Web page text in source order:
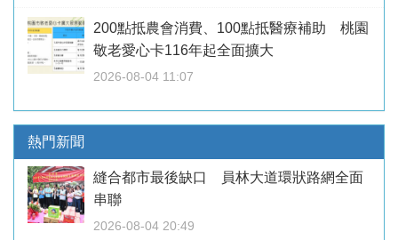
200點抵農會消費、100點抵醫療補助 桃園
敬老愛心卡116年起全面擴大
2026-08-04 11:07
熱門新聞
縫合都市最後缺口 員林大道環狀路網全面
串聯
2026-08-04 20:49